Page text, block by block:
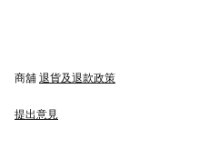
商舖 退貨及退款政策
提出意見